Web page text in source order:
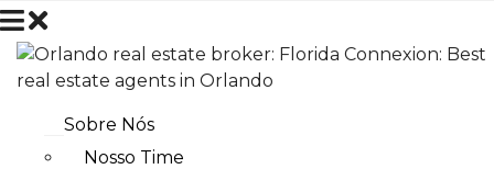
Sobre Nós
Nosso Time